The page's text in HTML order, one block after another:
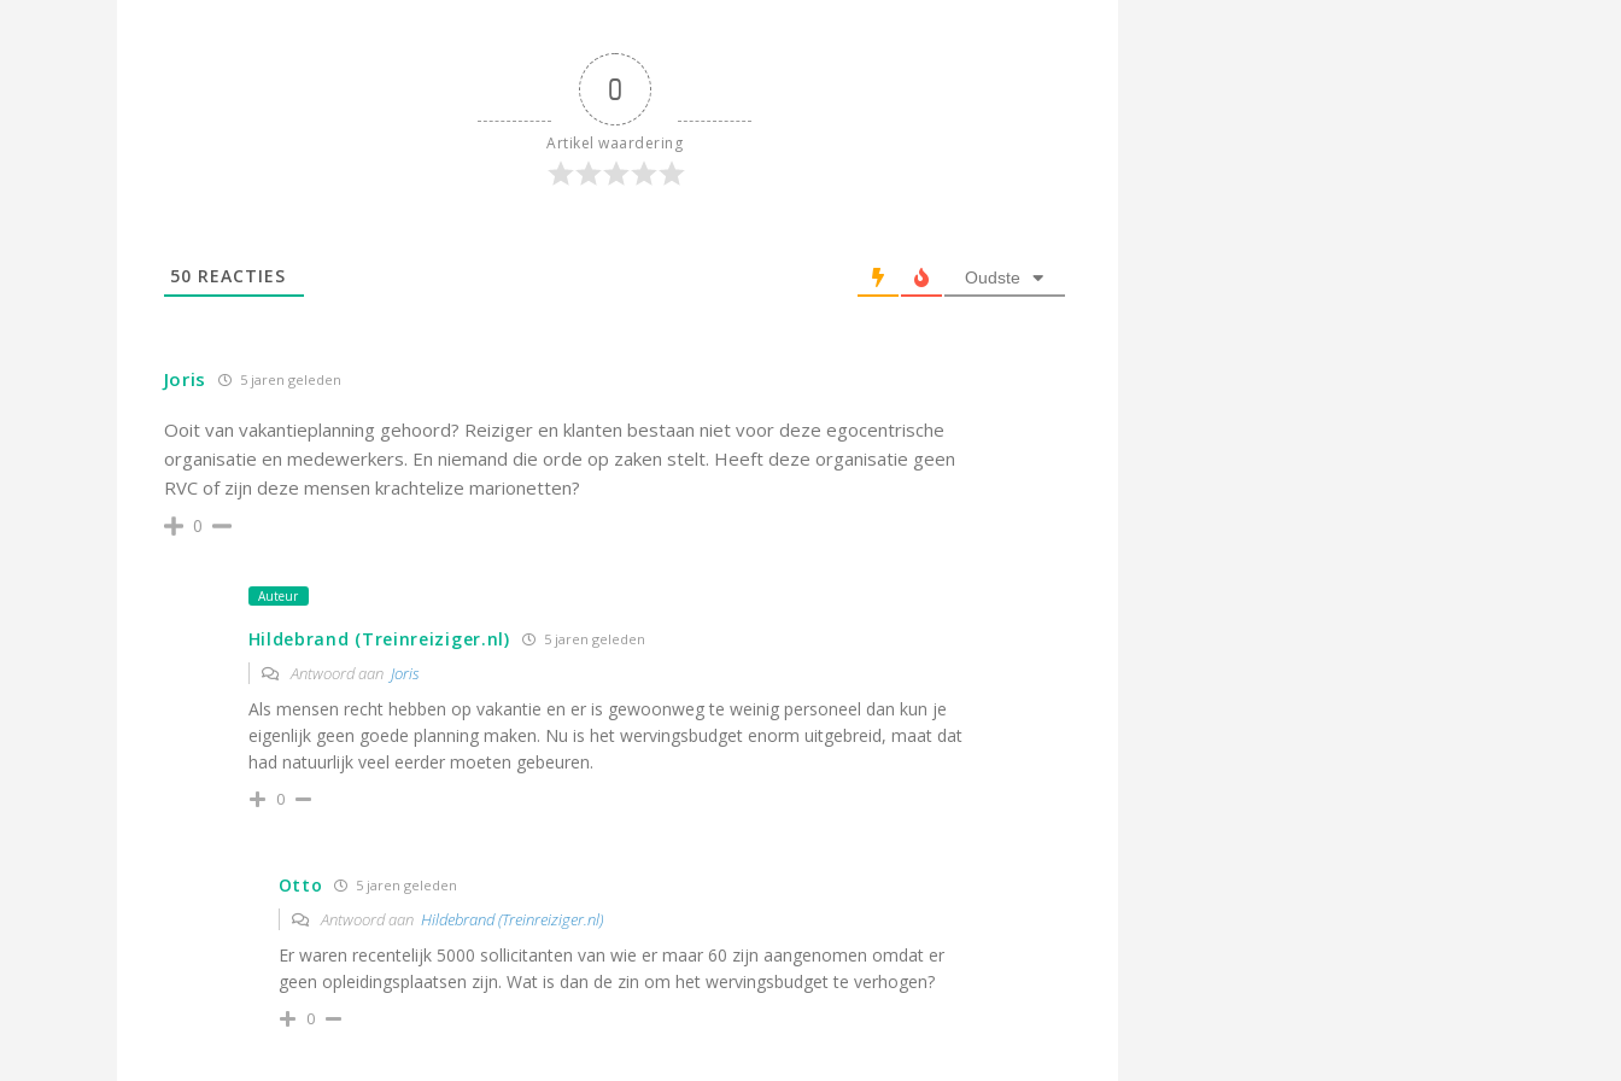
0
Artikel waardering
50 REACTIES Oudste
Joris 5 jaren geleden
Ooit van vakantieplanning gehoord? Reiziger en klanten bestaan niet voor deze egocentrische
organisatie en medewerkers. En niemand die orde op zaken stelt. Heeft deze organisatie geen
RVC of zijn deze mensen krachtelize marionetten?
0
Auteur
Hildebrand (Treinreiziger.nl) 5 jaren geleden
Antwoord aan Joris
Als mensen recht hebben op vakantie en er is gewoonweg te weinig personeel dan kun je
eigenlijk geen goede planning maken. Nu is het wervingsbudget enorm uitgebreid, maat dat
had natuurlijk veel eerder moeten gebeuren.
0
Otto 5 jaren geleden
Antwoord aan Hildebrand (Treinreiziger.nl)
Er waren recentelijk 5000 sollicitanten van wie er maar 60 zijn aangenomen omdat er
geen opleidingsplaatsen zijn. Wat is dan de zin om het wervingsbudget te verhogen?
0